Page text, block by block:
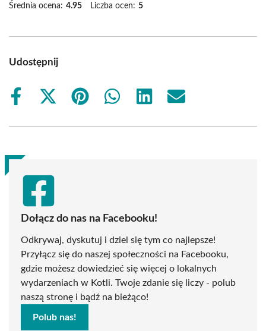
Średnia ocena: 4.95 Liczba ocen: 5
Udostępnij
Share
Share
(Twitter)
Share
Share
Share
Share
Dołącz do nas na Facebooku!
Odkrywaj, dyskutuj i dziel się tym co najlepsze!
Przyłącz się do naszej społeczności na Facebooku,
gdzie możesz dowiedzieć się więcej o lokalnych
wydarzeniach w Kotli. Twoje zdanie się liczy - polub
naszą stronę i bądź na bieżąco!
Polub nas!